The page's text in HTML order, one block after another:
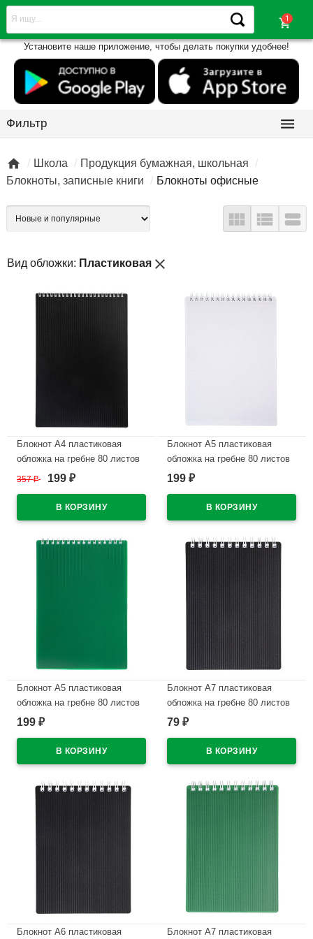
shopping_cart
Установите наше приложение, чтобы делать покупки удобнее!
Фильтр 
 Школа
Продукция бумажная, школьная
Блокноты, записные книги
Блокноты офисные
  
Вид обложки: Пластиковая close
Блокнот А4 пластиковая
обложка на гребне 80 листов
Hatber Вельвет Черный
357₽ 199 ₽
Блокнот А5 пластиковая
обложка на гребне 80 листов
Hatber Вельвет Белый
199 ₽
Блокнот А5 пластиковая
обложка на гребне 80 листов
Hatber Вельвет Зеленый
199 ₽
Блокнот А7 пластиковая
обложка на гребне 80 листов
Hatber Вельвет Черный
79 ₽
Блокнот А6 пластиковая Блокнот А7 пластиковая